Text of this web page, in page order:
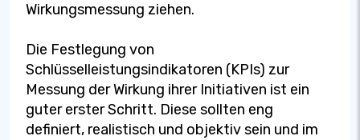
Wirkungsmessung ziehen.
Die Festlegung von
Schlüsselleistungsindikatoren (KPIs) zur
Messung der Wirkung ihrer Initiativen ist ein
guter erster Schritt. Diese sollten eng
definiert, realistisch und objektiv sein und im